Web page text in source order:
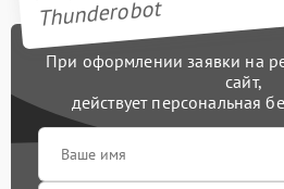
Thunderobot
При оформлении заявки на
сайт,
действует персональная